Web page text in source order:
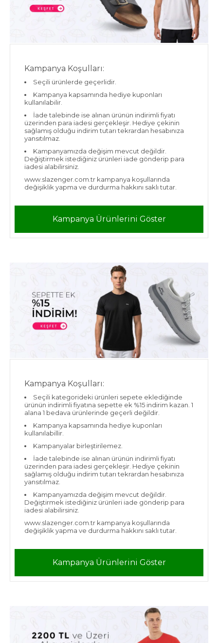
Kampanya Koşulları:
Seçili ürünlerde geçerlidir.
Kampanya kapsamında hediye kuponları
kullanılabilir.
İade talebinde ise alınan ürünün indirimli fiyatı
üzerinden para iadesi gerçekleşir. Hediye çekinin
sağlamış olduğu indirim tutarı tekrardan hesabınıza
yansıtılmaz.
Kampanyamızda değişim mevcut değildir.
Değiştirmek istediğiniz ürünleri iade gönderip para
iadesi alabilirsiniz.
www.slazenger.com.tr kampanya koşullarında
değişiklik yapma ve durdurma hakkını saklı tutar.
Kampanya Ürünlerini Göster
Kampanya Koşulları:
Seçili kategorideki ürünleri sepete eklediğinde
ürünün indirimli fiyatına sepette ek %15 indirim kazan. 1
alana 1 bedava ürünlerinde geçerli değildir.
Kampanya kapsamında hediye kuponları
kullanılabillir.
Kampanyalar birleştirilemez.
İade talebinde ise alınan ürünün indirimli fiyatı
üzerinden para iadesi gerçekleşir. Hediye çekinin
sağlamış olduğu indirim tutarı tekrardan hesabınıza
yansıtılmaz.
Kampanyamızda değişim mevcut değildir.
Değiştirmek istediğiniz ürünleri iade gönderip para
iadesi alabilirsiniz.
www.slazenger.com.tr kampanya koşullarında
değişiklik yapma ve durdurma hakkını saklı tutar.
Kampanya Ürünlerini Göster